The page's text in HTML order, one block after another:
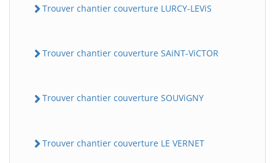
Trouver chantier couverture LURCY-LEViS
Trouver chantier couverture SAiNT-ViCTOR
Trouver chantier couverture SOUViGNY
Trouver chantier couverture LE VERNET